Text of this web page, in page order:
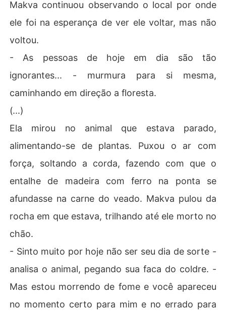
Makva continuou observando o local por onde
ele foi na esperança de ver ele voltar, mas não
voltou.
- As pessoas de hoje em dia são tão
ignorantes... - murmura para si mesma,
caminhando em direção a floresta.
(...)
Ela mirou no animal que estava parado,
alimentando-se de plantas. Puxou o ar com
força, soltando a corda, fazendo com que o
entalhe de madeira com ferro na ponta se
afundasse na carne do veado. Makva pulou da
rocha em que estava, trilhando até ele morto no
chão.
- Sinto muito por hoje não ser seu dia de sorte -
analisa o animal, pegando sua faca do coldre. -
Mas estou morrendo de fome e você apareceu
no momento certo para mim e no errado para